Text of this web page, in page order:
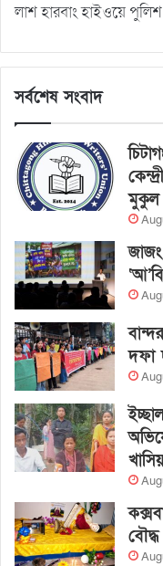
লাশ হারবাং হাইওয়ে
সর্বশেষ সংবাদ
মুকুল
দফা